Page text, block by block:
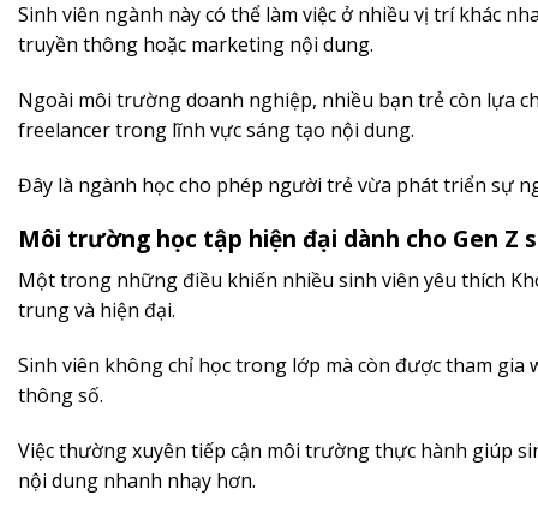
Sinh viên ngành này có thể làm việc ở nhiều vị trí khác
truyền thông hoặc marketing nội dung.
Ngoài môi trường doanh nghiệp, nhiều bạn trẻ còn lựa
freelancer trong lĩnh vực sáng tạo nội dung.
Đây là ngành học cho phép người trẻ vừa phát triển sự
Môi trường học tập hiện đại dành cho Gen Z
Một trong những điều khiến nhiều sinh viên yêu thích
trung và hiện đại.
Sinh viên không chỉ học trong lớp mà còn được tham
thông số.
Việc thường xuyên tiếp cận môi trường thực hành giúp
nội dung nhanh nhạy hơn.